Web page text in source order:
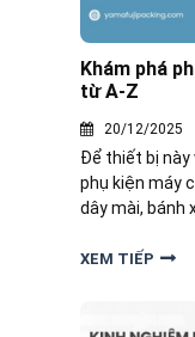
Khám phá
từ A-Z
20/12/2025
Để thiết bị này
phụ kiện máy
dây mài, bánh
thao tác an
XEM TIẾP